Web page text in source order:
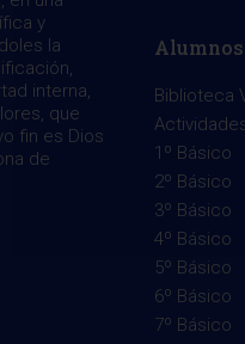
y
la
interna,
que
fin es Dios
de
Alumnos
Biblioteca
1º Básico
2º Básico
3º Básico
4º Básico
5º Básico
6º Básico
7º Básico